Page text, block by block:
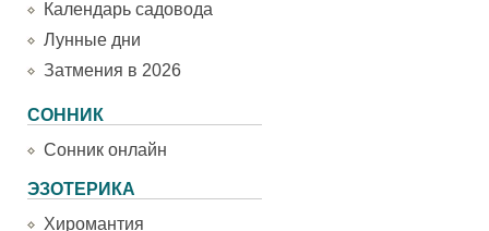
Календарь садовода
Лунные дни
Затмения в 2026
СОННИК
Сонник онлайн
ЭЗОТЕРИКА
Хиромантия